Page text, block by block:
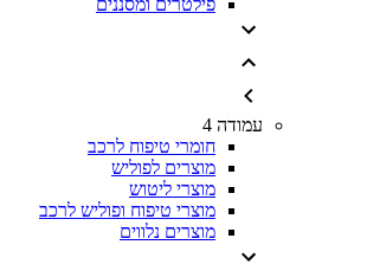
פילטרים ומסננים
עמודה 4
חומרי טיפוח לרכב
מוצרים לפוליש
מוצרי ליטוש
מוצרי טיפוח ופוליש לרכב
מוצרים נלווים